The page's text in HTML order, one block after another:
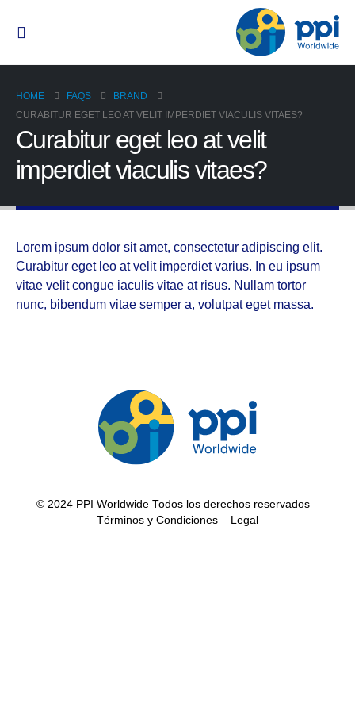
HOME FAQS
BRAND
CURABITUR EGET LEO AT VELIT IMPERDIET VIACULIS VITAES?
Curabitur eget leo at velit
imperdiet viaculis vitaes?
Lorem ipsum dolor sit amet, consectetur adipiscing elit.
Curabitur eget leo at velit imperdiet varius. In eu ipsum
vitae velit congue iaculis vitae at risus. Nullam tortor
nunc, bibendum vitae semper a, volutpat eget massa.
© 2024 PPI Worldwide Todos los derechos reservados –
Términos y Condiciones – Legal